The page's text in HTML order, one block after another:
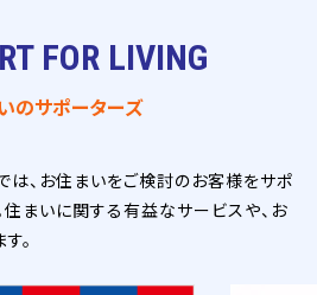
FOR LIVING
のサポーターズ
は、お住まいをご検討のお客様をサポ
まいに関する有益なサービスや、お
。